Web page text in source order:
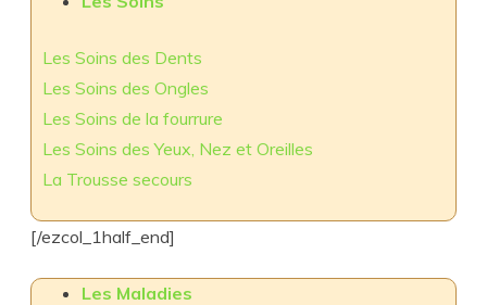
Les Soins des Dents
Les Soins des Ongles
Les Soins de la fourrure
Les Soins des Yeux, Nez et Oreilles
La Trousse secours
[/ezcol_1half_end]
Les Maladies